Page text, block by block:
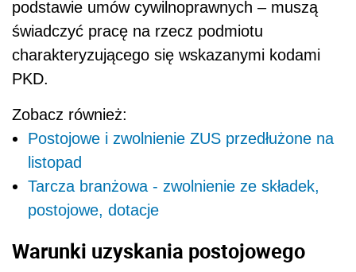
podstawie umów cywilnoprawnych – muszą
świadczyć pracę na rzecz podmiotu
charakteryzującego się wskazanymi kodami
PKD.
Zobacz również:
Postojowe i zwolnienie ZUS przedłużone na
listopad
Tarcza branżowa - zwolnienie ze składek,
postojowe, dotacje
Warunki uzyskania postojowego